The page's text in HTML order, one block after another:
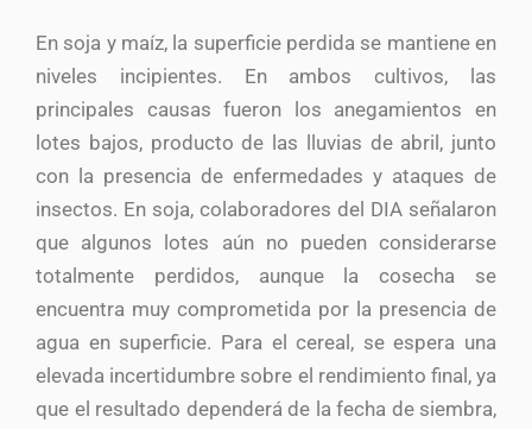
En soja y maíz, la superficie perdida se mantiene en
niveles incipientes. En ambos cultivos, las
principales causas fueron los anegamientos en
lotes bajos, producto de las lluvias de abril, junto
con la presencia de enfermedades y ataques de
insectos. En soja, colaboradores del DIA señalaron
que algunos lotes aún no pueden considerarse
totalmente perdidos, aunque la cosecha se
encuentra muy comprometida por la presencia de
agua en superficie. Para el cereal, se espera una
elevada incertidumbre sobre el rendimiento final, ya
que el resultado dependerá de la fecha de siembra,